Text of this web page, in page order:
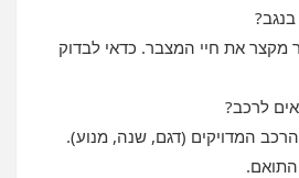
מקצר את חיי המצבר. כדאי לבדוק
לרכב?
המדויקים (דגם, שנה, מנוע).